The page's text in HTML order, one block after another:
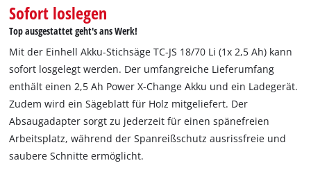
Sofort loslegen
Top ausgestattet geht's ans Werk!
Mit der Einhell Akku-Stichsäge TC-JS 18/70 Li (1x 2,5 Ah) kann
sofort losgelegt werden. Der umfangreiche Lieferumfang
enthält einen 2,5 Ah Power X-Change Akku und ein Ladegerät.
Zudem wird ein Sägeblatt für Holz mitgeliefert. Der
Absaugadapter sorgt zu jederzeit für einen spänefreien
Arbeitsplatz, während der Spanreißschutz ausrissfreie und
saubere Schnitte ermöglicht.